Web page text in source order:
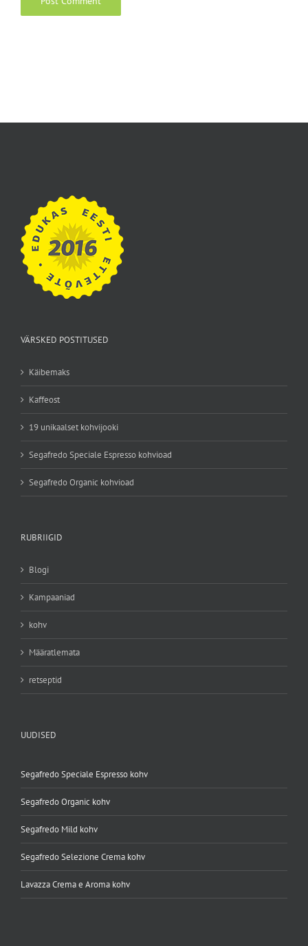
VÄRSKED POSTITUSED
Käibemaks
Kaffeost
19 unikaalset kohvijooki
Segafredo Speciale Espresso kohvioad
Segafredo Organic kohvioad
RUBRIIGID
Blogi
Kampaaniad
kohv
Määratlemata
retseptid
UUDISED
Segafredo Speciale Espresso kohv
Segafredo Organic kohv
Segafredo Mild kohv
Segafredo Selezione Crema kohv
Lavazza Crema e Aroma kohv